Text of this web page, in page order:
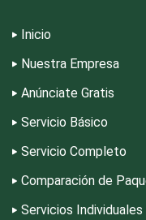
Depósitos
Dermatólogos
Desarrollo
Inicio
Nuestra Empresa
Anúnciate Gratis
Servicio Básico
Servicio Completo
Comparación de
Servicios Individuales